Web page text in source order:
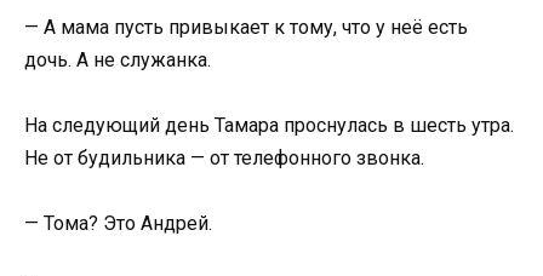
— А мама пусть привыкает к тому, что у неё есть
дочь. А не служанка.
На следующий день Тамара проснулась в шесть утра.
Не от будильника — от телефонного звонка.
— Тома? Это Андрей.